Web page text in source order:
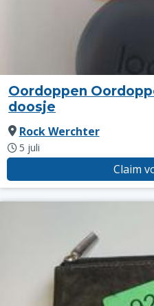
Oordoppen
doosje
Rock Werchter
5 juli
Claim